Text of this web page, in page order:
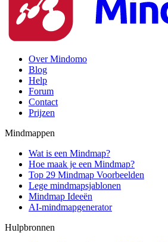
Over Mindomo
Blog
Help
Forum
Contact
Prijzen
Mindmappen
Wat is een Mindmap?
Hoe maak je een Mindmap?
Top 29 Mindmap Voorbeelden
Lege mindmapsjablonen
Mindmap Ideeën
AI-mindmapgenerator
Hulpbronnen